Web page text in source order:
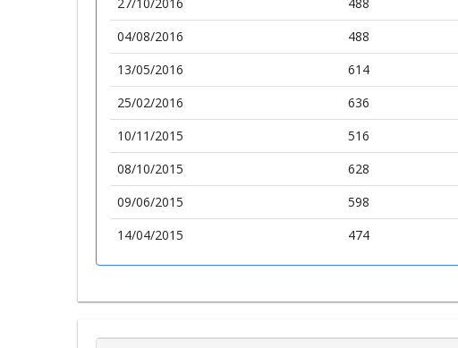
04/08/2016
488
13/05/2016
614
25/02/2016
636
10/11/2015
516
08/10/2015
628
09/06/2015
598
14/04/2015
474